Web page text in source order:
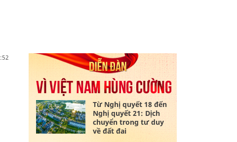
Từ Nghị quyết 18 đến
Nghị quyết 21: Dịch
chuyển trong tư duy
về đất đai